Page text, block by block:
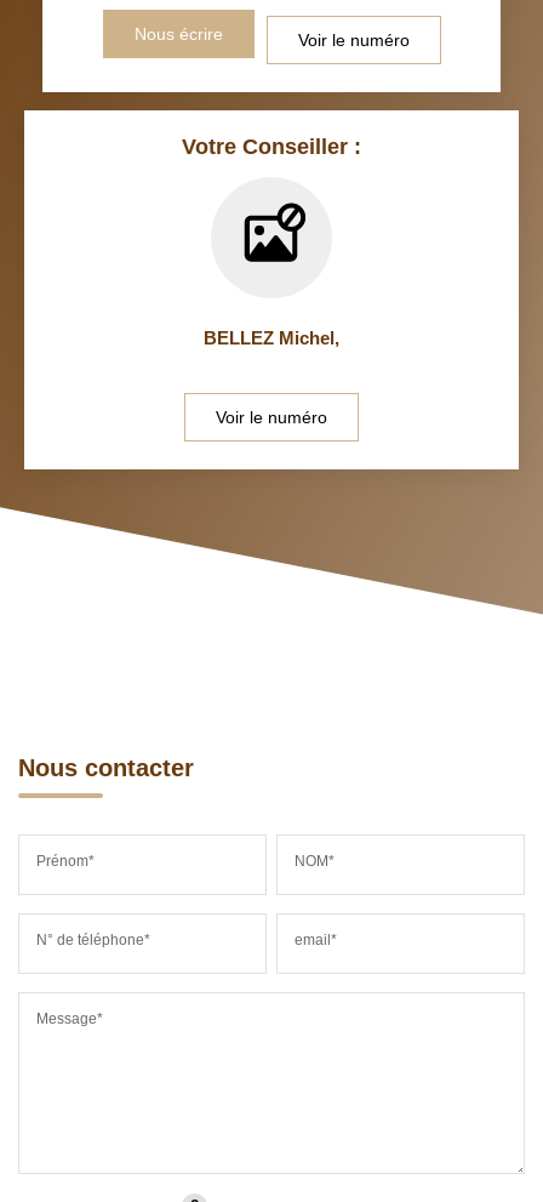
Nous écrire Voir le numéro
Votre Conseiller :
BELLEZ Michel,
Voir le numéro
Nous contacter
Prénom* NOM*
N° de téléphone* email*
Message*